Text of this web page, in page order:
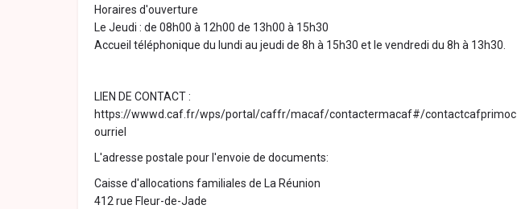
Horaires d'ouverture
Le Jeudi : de 08h00 à 12h00 de 13h00 à 15h30
Accueil téléphonique du lundi au jeudi de 8h à 15h30 et le vendredi du 8h à 13h30.
LIEN DE CONTACT :
https://wwwd.caf.fr/wps/portal/caffr/macaf/contactermacaf#/contactcafprimoc
ourriel
L'adresse postale pour l'envoie de documents:
Caisse d'allocations familiales de La Réunion
412 rue Fleur-de-Jade